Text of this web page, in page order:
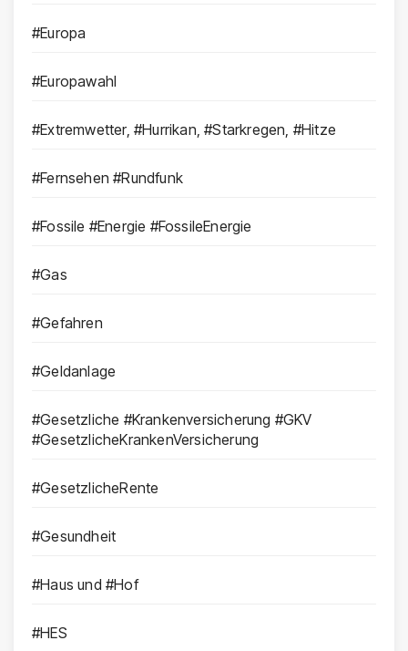
#Europa
#Europawahl
#Extremwetter, #Hurrikan, #Starkregen, #Hitze
#Fernsehen #Rundfunk
#Fossile #Energie #FossileEnergie
#Gas
#Gefahren
#Geldanlage
#Gesetzliche #Krankenversicherung #GKV
#GesetzlicheKrankenVersicherung
#GesetzlicheRente
#Gesundheit
#Haus und #Hof
#HES